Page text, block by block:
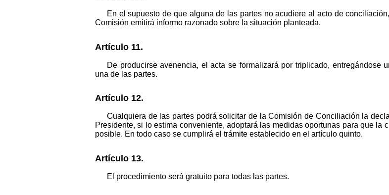
En el supuesto de que alguna de las partes no acudiere al acto de
Comisión emitirá informo razonado sobre la situación planteada.
Artículo 11.
De producirse avenencia, el acta se formalizará por triplicado, entregándose
una de las partes.
Artículo 12.
Cualquiera de las partes podrá solicitar de la Comisión de Conciliación la
Presidente, si lo estima conveniente, adoptará las medidas oportunas para que la
posible. En todo caso se cumplirá el trámite establecido en el artículo quinto.
Artículo 13.
El procedimiento será gratuito para todas las partes.